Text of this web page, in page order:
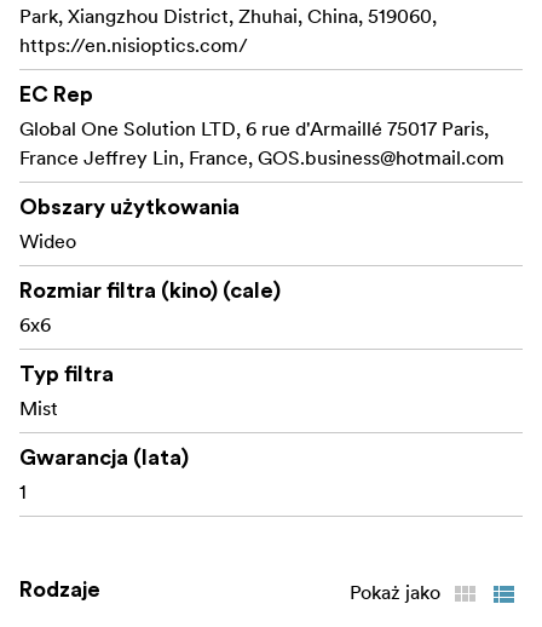
Park, Xiangzhou District, Zhuhai, China, 519060,
https://en.nisioptics.com/
EC Rep
Global One Solution LTD, 6 rue d'Armaillé 75017 Paris,
France Jeffrey Lin, France, GOS.business@hotmail.com
Obszary użytkowania
Wideo
Rozmiar filtra (kino) (cale)
6x6
Typ filtra
Mist
Gwarancja (lata)
1
Rodzaje Pokaż jako